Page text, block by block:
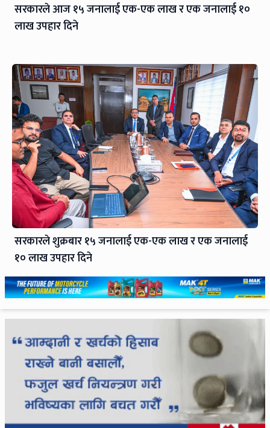
सरकारले आज १५ जनालाई एक-एक लाख र एक जनालाई १०
लाख उपहार दिने
सरकारले शुक्रबार १५ जनालाई एक-एक लाख र एक जनालाई
१० लाख उपहार दिने